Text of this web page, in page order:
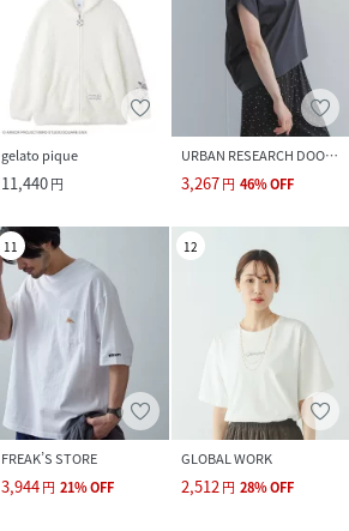
gelato pique
11,440円
URBAN RESEARCH DOORS
3,267円 46%OFF
11
FREAK’S STORE
3,944円 21%OFF
12
GLOBAL WORK
2,512円 28%OFF